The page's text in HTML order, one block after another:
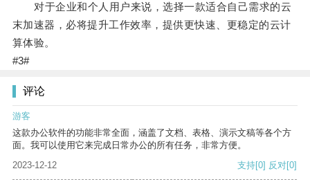
对于企业和个人用户来说，选择一款适合自己需求的云
末加速器，必将提升工作效率，提供更快速、更稳定的云计
算体验。
#3#
评论
游客
这款办公软件的功能非常全面，涵盖了文档、表格、演示文稿等各个方
面。我可以使用它来完成日常办公的所有任务，非常方便。
2023-12-12
支持[0] 反对[0]